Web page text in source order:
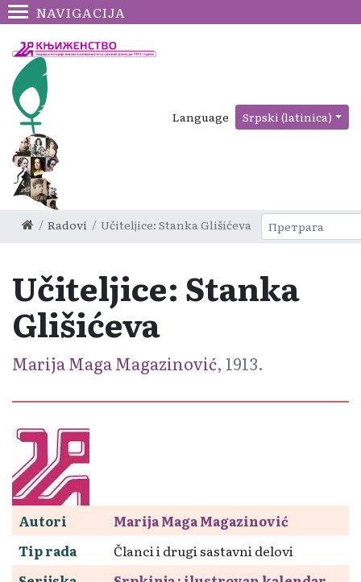
NAVIGACIJA
Language Srpski (latinica)
Radovi Učiteljice: Stanka Glišićeva
Učiteljice: Stanka
Glišićeva
Marija Maga Magazinović, 1913.
Autori
Marija Maga Magazinović
Tip rada
Članci i drugi sastavni delovi